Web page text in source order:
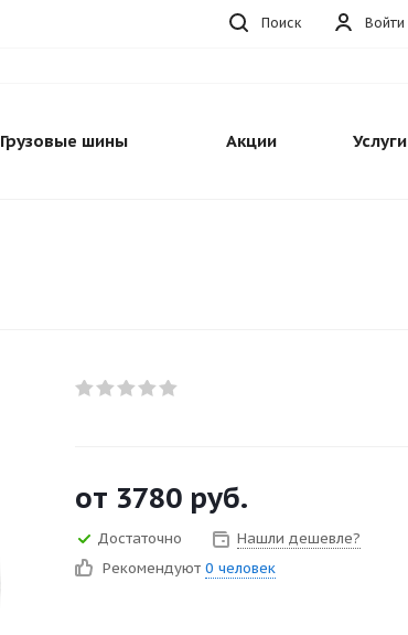
Войти
Поиск
Грузовые шины Акции Услуги
от 3780 руб.
Достаточно
Нашли дешевле?
Рекомендуют 0 человек